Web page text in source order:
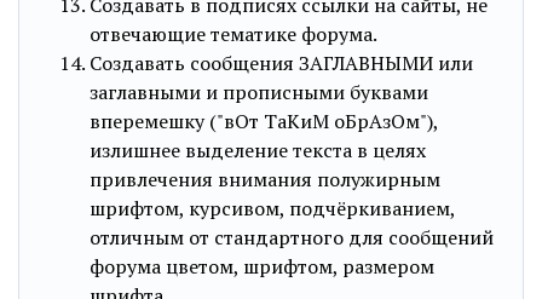
отвечающие тематике форума.
Cоздавать сообщения ЗАГЛАВНЫМИ или
заглавными и прописными буквами
вперемешку ("вОт ТаКиМ оБрАзОм"),
излишнее выделение текста в целях
привлечения внимания полужирным
шрифтом, курсивом, подчёркиванием,
отличным от стандартного для сообщений
форума цветом, шрифтом, размером